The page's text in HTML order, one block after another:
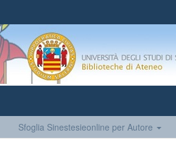
Sfoglia Sinestesieonline per Autore